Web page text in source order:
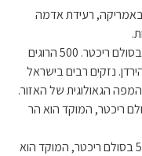
באמריקה, רעידת אדמה
1927 – רעידת אדמה בעוצמה 6.25 בסולם ריכטר. 500 הרוגים
הירדן. נזקים רבים בישראל
הגאולוגית של האזור.
בעוצמה של 4.75 בסולם ריכטר, המוקד הוא הר
1956 – רעידת אדמה בעוצמה של 5.5 בסולם ריכטר, המוקד הוא